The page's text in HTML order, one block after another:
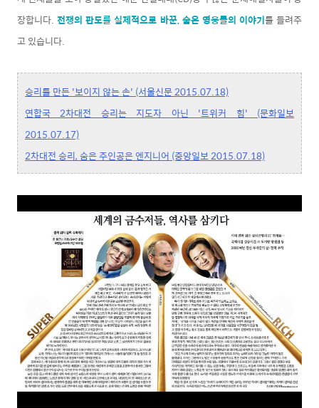
장합니다.전쟁의 판도를 실제적으로 바꾼, 숨은 영웅들의 이야기를 들려주
고 있습니다.
승리를 만든 '보이지 않는 손' (서울신문 2015.07.18)
연합국 2차대전 승리는 지도자 아닌 '트위커 힘' (문화일보
2015.07.17)
2차대전 승리, 숨은 주인공은 엔지니어 (중앙일보 2015.07.18)